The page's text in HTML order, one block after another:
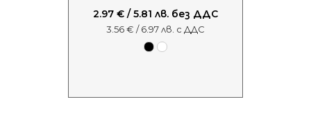
2.97 € / 5.81 лв. без ДДС
3.56 € / 6.97 лв. с ДДС